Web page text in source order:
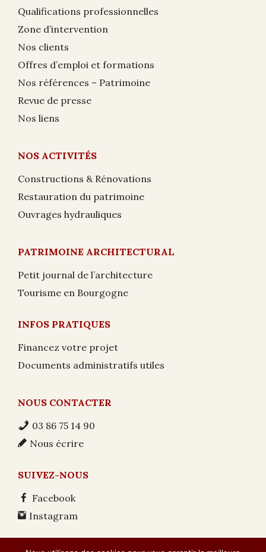
Qualifications professionnelles
Zone d’intervention
Nos clients
Offres d’emploi et formations
Nos références – Patrimoine
Revue de presse
Nos liens
NOS ACTIVITÉS
Constructions & Rénovations
Restauration du patrimoine
Ouvrages hydrauliques
PATRIMOINE ARCHITECTURAL
Petit journal de l’architecture
Tourisme en Bourgogne
INFOS PRATIQUES
Financez votre projet
Documents administratifs utiles
NOUS CONTACTER
03 86 75 14 90
Nous écrire
SUIVEZ-NOUS
Facebook
Instagram